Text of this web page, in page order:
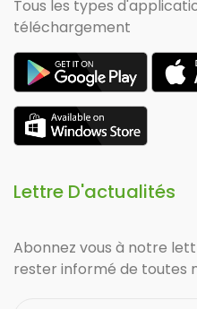
Tous les types
téléchargement
Lettre D'actualités
Abonnez vous à notre
rester informé de toutes